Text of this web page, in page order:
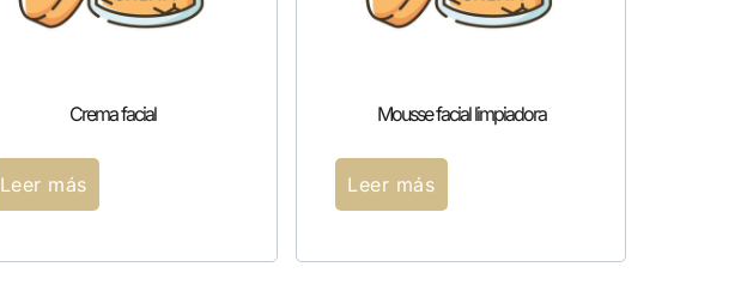
Crema facial
Leer más
Mousse facial limpiadora
Leer más